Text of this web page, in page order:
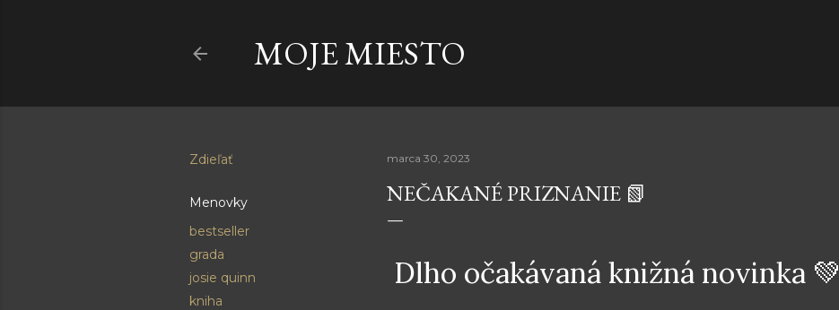
MOJE MIESTO
Zdieľať
Menovky
bestseller
grada
josie quinn
kniha
marca 30, 2023
NEČAKANÉ PRIZNANIE 📗
Dlho očakávaná knižná novinka 💚